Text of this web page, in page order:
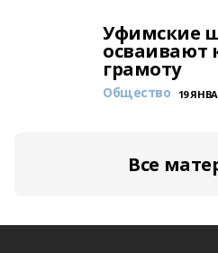
Уфимские
осваивают
грамоту
Общество 19
Все